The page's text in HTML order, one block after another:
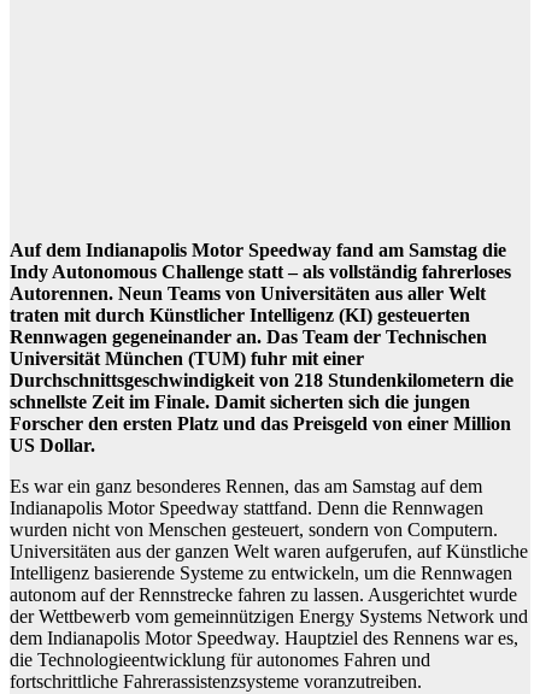
Auf dem Indianapolis Motor Speedway fand am Samstag die
Indy Autonomous Challenge statt – als vollständig fahrerloses
Autorennen. Neun Teams von Universitäten aus aller Welt
traten mit durch Künstlicher Intelligenz (KI) gesteuerten
Rennwagen gegeneinander an. Das Team der Technischen
Universität München (TUM) fuhr mit einer
Durchschnittsgeschwindigkeit von 218 Stundenkilometern die
schnellste Zeit im Finale. Damit sicherten sich die jungen
Forscher den ersten Platz und das Preisgeld von einer Million
US Dollar.
Es war ein ganz besonderes Rennen, das am Samstag auf dem
Indianapolis Motor Speedway stattfand. Denn die Rennwagen
wurden nicht von Menschen gesteuert, sondern von Computern.
Universitäten aus der ganzen Welt waren aufgerufen, auf Künstliche
Intelligenz basierende Systeme zu entwickeln, um die Rennwagen
autonom auf der Rennstrecke fahren zu lassen. Ausgerichtet wurde
der Wettbewerb vom gemeinnützigen Energy Systems Network und
dem Indianapolis Motor Speedway. Hauptziel des Rennens war es,
die Technologieentwicklung für autonomes Fahren und
fortschrittliche Fahrerassistenzsysteme voranzutreiben.